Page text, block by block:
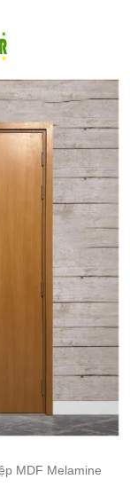
MDF Melamine